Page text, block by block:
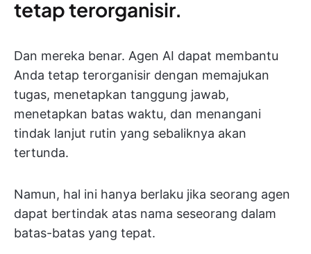
tetap terorganisir.
Dan mereka benar. Agen AI dapat membantu
Anda tetap terorganisir dengan memajukan
tugas, menetapkan tanggung jawab,
menetapkan batas waktu, dan menangani
tindak lanjut rutin yang sebaliknya akan
tertunda.
Namun, hal ini hanya berlaku jika seorang agen
dapat bertindak atas nama seseorang dalam
batas-batas yang tepat.